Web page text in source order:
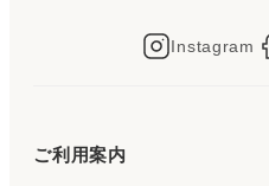
Instagram
ご利用案内